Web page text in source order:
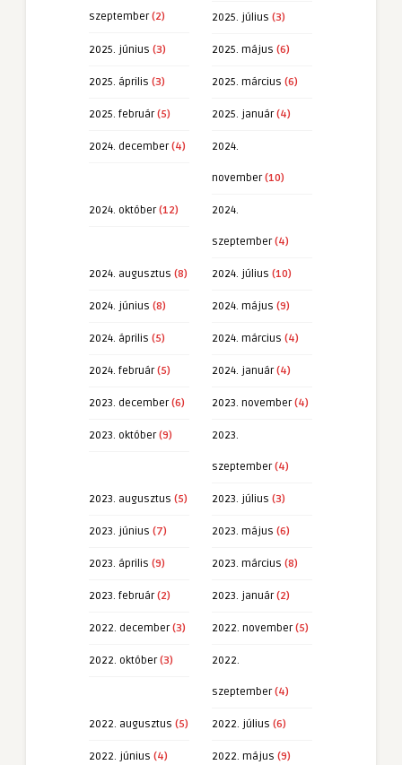
szeptember(2) 2025. július (3)
2025. június (3) 2025. május (6)
2025. április (3) 2025. március (6)
2025. február(5) 2025. január(4)
2024. december(4) 2024.
november(10)
2024. október(12) 2024.
szeptember(4)
2024. augusztus (8) 2024. július (10)
2024. június (8) 2024. május (9)
2024. április (5) 2024. március (4)
2024. február(5) 2024. január(4)
2023. december(6) 2023. november(4)
2023. október(9) 2023.
szeptember(4)
2023. augusztus (5) 2023. július (3)
2023. június (7) 2023. május (6)
2023. április (9) 2023. március (8)
2023. február(2) 2023. január(2)
2022. december(3) 2022. november(5)
2022. október(3) 2022.
szeptember(4)
2022. augusztus (5) 2022. július (6)
2022. június (4) 2022. május (9)